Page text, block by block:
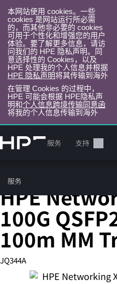
本网站使用 cookies。一些
cookies 是网站运行所必需
的，而其他非必要的 cookies
可用于个性化和增强您的用户
体验。要了解更多信息，请访
问我们的 HPE 隐私声明。同
意选择性的 Cookies，以及
HPE 处理我的个人信息并根据
HPE 隐私声明将其传输到海外
在管理 Cookies 的过程中，
HPE 可能会根据 HPE隐私声
明和个人信息跨境传输同意函
将我的个人信息传输到海外
转
到
目
录
产品 服务 支持
服务
您的购物
存储收发器
HPE
100G
100m MM
JQ344A